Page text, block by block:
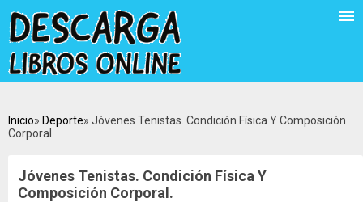
Inicio Deporte
Jóvenes Tenistas. Condición Física Y Composición
Corporal.
Jóvenes Tenistas. Condición Física Y
Composición Corporal.